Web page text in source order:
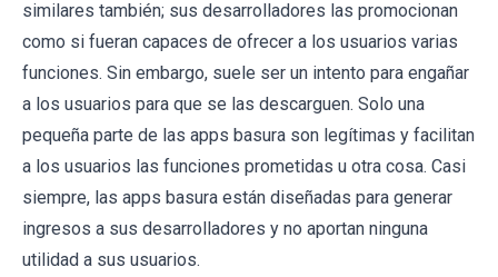
similares también; sus desarrolladores las promocionan
como si fueran capaces de ofrecer a los usuarios varias
funciones. Sin embargo, suele ser un intento para engañar
a los usuarios para que se las descarguen. Solo una
pequeña parte de las apps basura son legítimas y facilitan
a los usuarios las funciones prometidas u otra cosa. Casi
siempre, las apps basura están diseñadas para generar
ingresos a sus desarrolladores y no aportan ninguna
utilidad a sus usuarios.